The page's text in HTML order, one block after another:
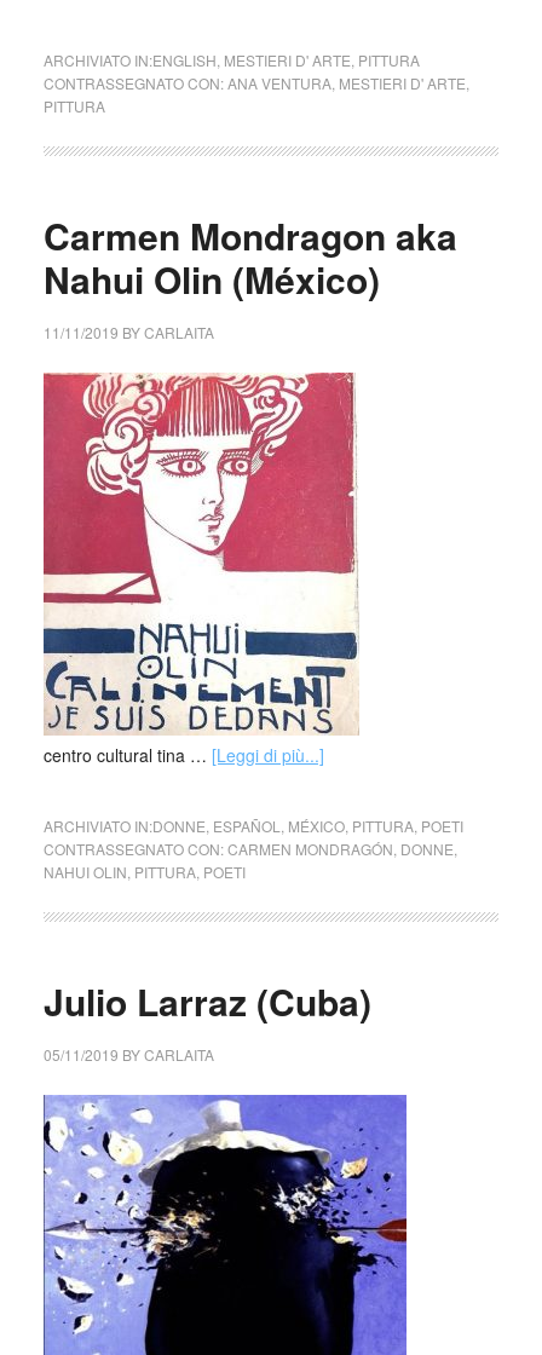
ARCHIVIATO IN:ENGLISH MESTIERI D' ARTE PITTURA
CONTRASSEGNATO CON:ANA VENTURA, MESTIERI D' ARTE
PITTURA
Carmen Mondragon aka
Nahui Olin (México)
11/11/2019 BYCARLAITA
centro cultural tina … [Leggi di più...]
ARCHIVIATO IN:DONNE ESPAÑOL MÉXICO, PITTURA, POETI
CONTRASSEGNATO CON:CARMEN MONDRAGÓN DONNE
NAHUI OLIN PITTURA, POETI
Julio Larraz (Cuba)
05/11/2019 BYCARLAITA